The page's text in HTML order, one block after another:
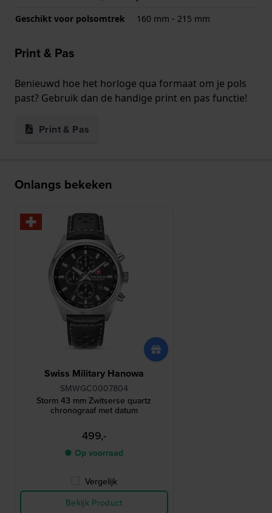
Geschikt voor polsomtrek
160 mm - 215 mm
Print & Pas
Benieuwd hoe het horloge qua formaat om je pols
past? Gebruik dan de handige print en pas functie!
Print & Pas
Onlangs bekeken
Swiss Military Hanowa
SMWGC0007804
Storm 43 mm Zwitserse quartz
chronograaf met datum
499,-
● Op voorraad
Vergelijk
Bekijk Product